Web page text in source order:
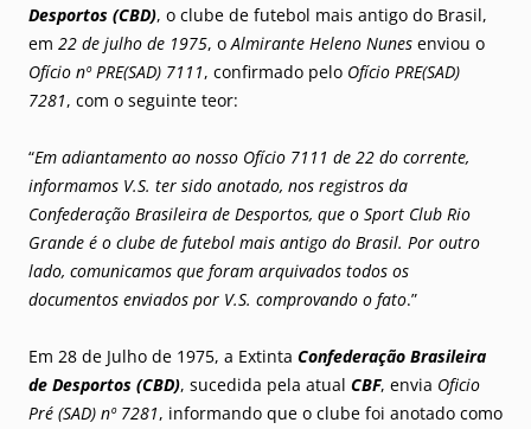
Desportos (CBD), o clube de futebol mais antigo do Brasil,
em 22 de julho de 1975, oAlmirante Heleno Nunes enviou o
Ofício nº PRE(SAD) 7111, confirmado pelo Ofício PRE(SAD)
7281, com o seguinte teor:
“Em adiantamento ao nosso Ofício 7111 de 22 do corrente,
informamos V.S. ter sido anotado, nos registros da
Confederação Brasileira de Desportos, que o Sport Club Rio
Grande é o clube de futebol mais antigo do Brasil. Por outro
lado, comunicamos que foram arquivados todos os
documentos enviados por V.S. comprovando o fato.”
Em 28 de Julho de 1975, a Extinta Confederação Brasileira
de Desportos (CBD), sucedida pela atual CBF, envia Oficio
Pré (SAD) nº 7281, informando que o clube foi anotado como